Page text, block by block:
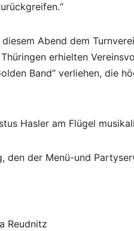
Abend dem
erhielten
Band“ verliehen, die
Hasler am Flügel
den der Menü-und
Reudnitz